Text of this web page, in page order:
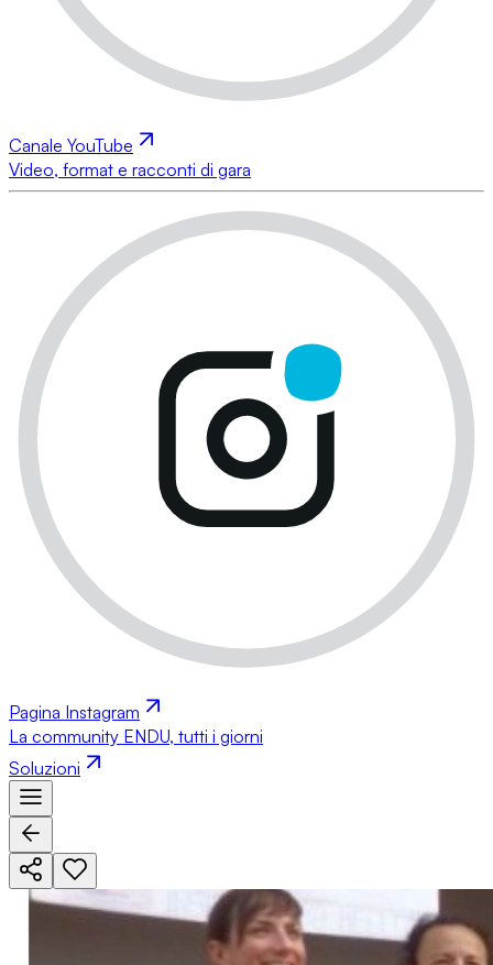
Canale YouTube
Video, format e racconti di gara
Pagina Instagram
La community ENDU, tutti i giorni
Soluzioni